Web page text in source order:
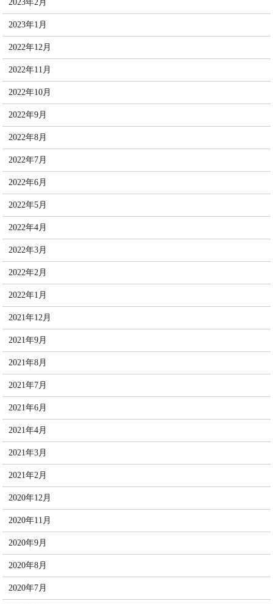
2023年2月
2023年1月
2022年12月
2022年11月
2022年10月
2022年9月
2022年8月
2022年7月
2022年6月
2022年5月
2022年4月
2022年3月
2022年2月
2022年1月
2021年12月
2021年9月
2021年8月
2021年7月
2021年6月
2021年4月
2021年3月
2021年2月
2020年12月
2020年11月
2020年9月
2020年8月
2020年7月